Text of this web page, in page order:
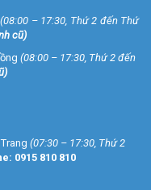
(08:00 – 17:30, Thứ 2 đến Thứ
cũ)
(08:00 – 17:30, Thứ 2 đến
(07:30 – 17:30, Thứ 2
0915 810 810